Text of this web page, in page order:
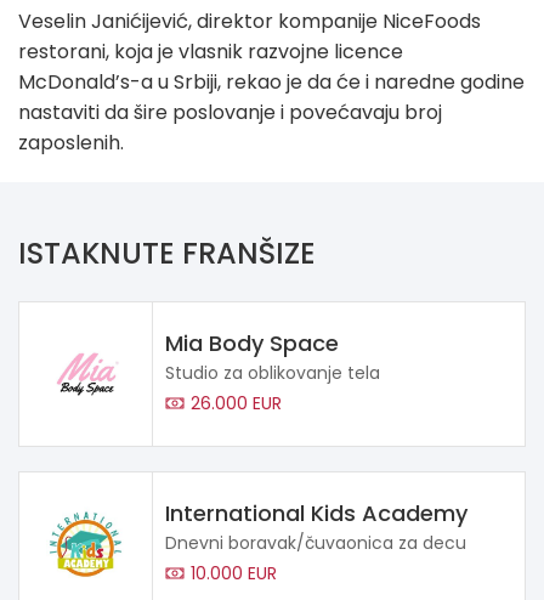
Veselin Janićijević, direktor kompanije NiceFoods
restorani, koja je vlasnik razvojne licence
McDonald’s-a u Srbiji, rekao je da će i naredne godine
nastaviti da šire poslovanje i povećavaju broj
zaposlenih.
ISTAKNUTE FRANŠIZE
Mia Body Space
Studio za oblikovanje tela
26.000 EUR
International Kids Academy
Dnevni boravak/čuvaonica za decu
10.000 EUR